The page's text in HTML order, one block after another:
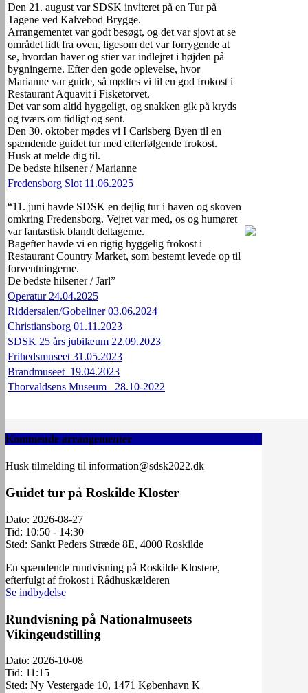
Den 21. august var SDSK inviteret på en Tur på
Tagene ved Kalvebod Brygge.
Arrangementet var godt besøgt, og det var sjovt at se
området lidt fra oven, ligesom det var forrygende at
se, hvordan haver og stier var indlejret i højden på
bygningerne. Efter den gode oplevelse, hvor
Marianne var guide, så mødtes vi til en god frokost i
Restaurant Aquavit i Fisketorvet.
Det var som altid hyggeligt, og snakken gik på kryds
og tværs om tidligt og sent.
Den 30. oktober mødes vi I Carlsberg Byen til en
spændende guidet tur med efterfølgende frokost.
Husk at melde dig til.
De bedste hilsener / Marianne
Fredensborg Slot 11.06.2025
“11. juni havde SDSK en dejlig tur i haven og skoven
omkring Fredensborg. Vejret var med, os og humøret
var fantastisk blandt deltagerne.
Bagefter havde vi en rigtig hyggelig frokost i
Restaurant Country Market, som bestemt levede op til
forventningerne.
De bedste hilsener / Jarl”
Operatur 24.04.2025
Riddersalen/Gobeliner 03.06.2024
Christiansborg 01.11.2023
SDSK 25 års jubilæum 22.09.2023
Frihedsmuseet 31.05.2023
Brandmuseet 19.04.2023
Thorvaldsens Museum 28.10-2022
Kommende arrangementer
Husk tilmelding til information@sdsk2022.dk
Guidet tur på Roskilde Kloster
Dato: 2026-08-27
Tid: 10:50 - 14:30
Sted: Sankt Peders Stræde 8E, 4000 Roskilde
En spændende rundvisning på Roskilde Klostere,
efterfulgt af frokost i Rådhuskælderen
Se indbydelse
Rundvisning på Nationalmuseets
Vikingeudstilling
Dato: 2026-10-08
Tid: 11:15
Sted: Ny Vestergade 10, 1471 København K